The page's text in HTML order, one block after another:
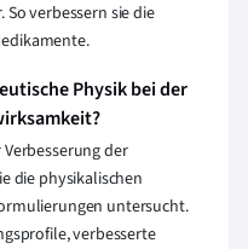
verbessern sie die
Physik bei der
der
die physikalischen
untersucht.
verbesserte